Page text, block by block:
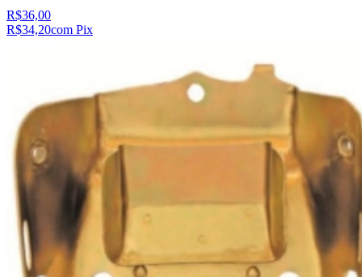
R$36,00
R$34,20com Pix